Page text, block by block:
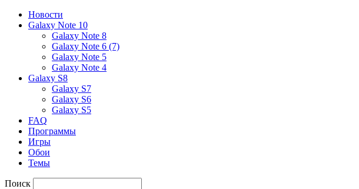
Новости
Galaxy Note 10
Galaxy Note 8
Galaxy Note 6 (7)
Galaxy Note 5
Galaxy Note 4
Galaxy S8
Galaxy S7
Galaxy S6
Galaxy S5
FAQ
Программы
Игры
Обои
Темы
Поиск